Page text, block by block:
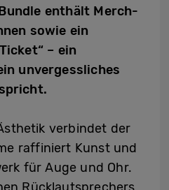
enthält Merch-
sowie ein
– ein
unvergessliches
verbindet der
raffiniert Kunst und
für Auge und Ohr.